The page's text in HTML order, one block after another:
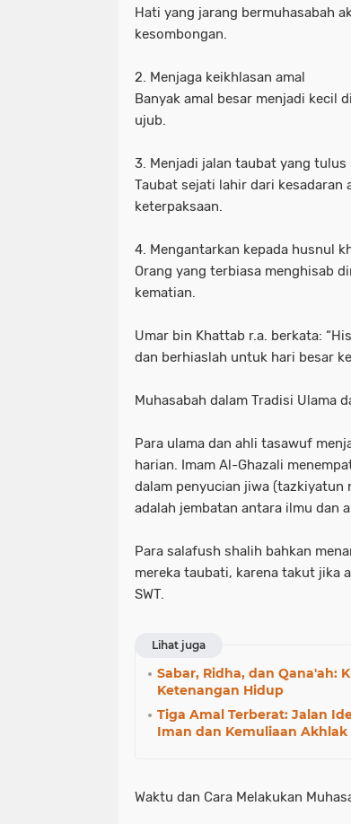
Hati yang jarang bermuhasabah
kesombongan.
2. Menjaga keikhlasan amal
Banyak amal besar menjadi kecil
ujub.
3. Menjadi jalan taubat yang tulus
Taubat sejati lahir dari kesadaran
keterpaksaan.
4. Mengantarkan kepada husnul
Orang yang terbiasa menghisab
kematian.
Umar bin Khattab r.a. berkata:
dan berhiaslah untuk hari besar
Muhasabah dalam Tradisi Ulama
Para ulama dan ahli tasawuf
harian. Imam Al-Ghazali
dalam penyucian jiwa (tazkiyatun
adalah jembatan antara ilmu dan
Para salafush shalih bahkan
mereka taubati, karena takut jika
SWT.
Lihat juga
Sabar, Ridha, dan Qana'ah:
Ketenangan Hidup
Tiga Amal Terberat: Jalan
Iman dan Kemuliaan Akhlak
Waktu dan Cara Melakukan